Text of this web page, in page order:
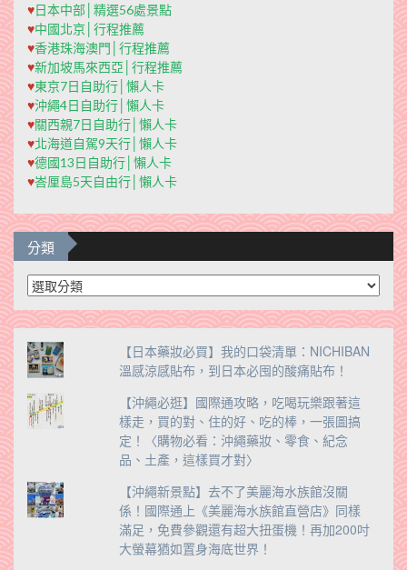
♥日本中部│精選56處景點
♥中國北京│行程推薦
♥香港珠海澳門│行程推薦
♥新加坡馬來西亞│行程推薦
♥東京7日自助行│懶人卡
♥沖繩4日自助行│懶人卡
♥關西親7日自助行│懶人卡
♥北海道自駕9天行│懶人卡
♥德國13日自助行│懶人卡
♥峇厘島5天自由行│懶人卡
分類
分
類
【日本藥妝必買】我的口袋清單：NICHIBAN
溫感涼感貼布，到日本必囤的酸痛貼布！
【沖繩必逛】國際通攻略，吃喝玩樂跟著這
樣走，買的對、住的好、吃的棒，一張圖搞
定！〈購物必看：沖繩藥妝、零食、紀念
品、土產，這樣買才對〉
【沖繩新景點】去不了美麗海水族館沒關
係！國際通上《美麗海水族館直營店》同樣
滿足，免費參觀還有超大扭蛋機！再加200吋
大螢幕猶如置身海底世界！